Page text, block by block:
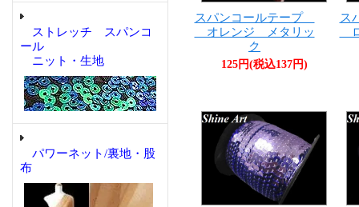
ストレッチ スパンコ
ール
ニット・生地
パワーネット/裏地・股
布
スパンコールテープ
オレンジ メタリッ
ク
125円(税込137円)
ス